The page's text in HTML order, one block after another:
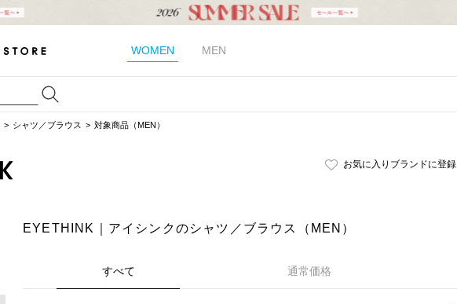
WOMEN MEN
シャツ／ブラウス 対象商品（MEN）
お気に入りブランドに登録
EYETHINK｜アイシンクのシャツ／ブラウス（MEN）
すべて 通常価格